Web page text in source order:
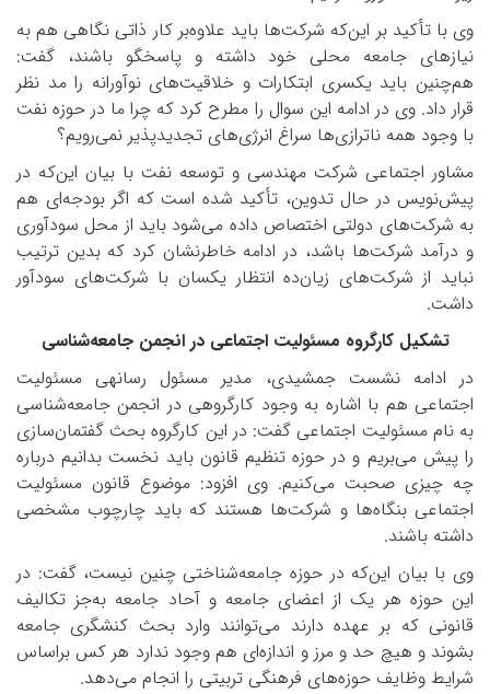
وی با تأکید بر این‌که شرکت‌ها باید علاوه‌بر کار ذاتی نگاهی هم به
نیازهای جامعه محلی خود داشته و پاسخگو باشند، گفت:
هم‌چنین باید یکسری ابتکارات و خلاقیت‌های نوآورانه را مد نظر
قرار داد. وی در ادامه این سوال را مطرح کرد که چرا ما در حوزه نفت
با وجود همه ناترازی‌ها سراغ انرژی‌های تجدیدپذیر نمی‌رویم؟
مشاور اجتماعی شرکت مهندسی و توسعه نفت با بیان این‌که در
پیش‌نویس در حال تدوین، تأکید شده است که اگر بودجه‌ای هم
به شرکت‌های دولتی اختصاص داده می‌شود باید از محل سودآوری
و درآمد شرکت‌ها باشد، در ادامه خاطرنشان کرد که بدین ترتیب
نباید از شرکت‌های زیان‌ده انتظار یکسان با شرکت‌های سودآور
داشت.
تشکیل کارگروه مسئولیت اجتماعی در انجمن جامعه‌شناسی
در ادامه نشست جمشیدی، مدیر مسئول رسانه­ی مسئولیت
اجتماعی هم با اشاره به وجود کارگروهی در انجمن جامعه‌شناسی
به نام مسئولیت اجتماعی گفت: در این کارگروه بحث گفتمان‌سازی
را پیش می‌بریم و در حوزه تنظیم قانون باید نخست بدانیم درباره
چه چیزی صحبت می‌کنیم. وی افزود: موضوع قانون مسئولیت
اجتماعی بنگاه‌ها و شرکت‌ها هستند که باید چارچوب مشخصی
داشته باشند.
وی با بیان این‌که در حوزه جامعه‌شناختی چنین نیست، گفت: در
این حوزه هر یک از اعضای جامعه و آحاد جامعه به‌جز تکالیف
قانونی که بر عهده دارند می‌توانند وارد بحث کنشگری جامعه
بشوند و هیچ حد و مرز و اندازه‌ای هم وجود ندارد هر کس براساس
شرایط وظایف حوزه‌های فرهنگی تربیتی را انجام می‌دهد.